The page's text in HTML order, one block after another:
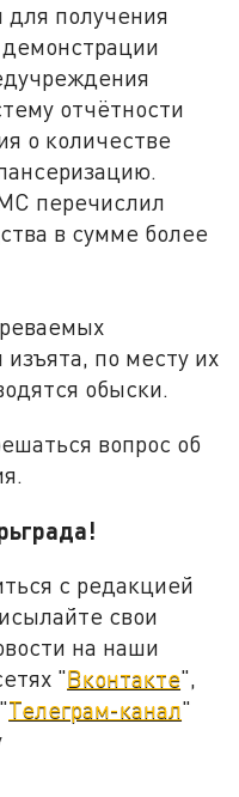
для получения
отчётности
о количестве
перечислил
в сумме более
по месту их
обыски.
вопрос об
с редакцией
свои
на наши
"Вконтакте",
Телеграм-канал"